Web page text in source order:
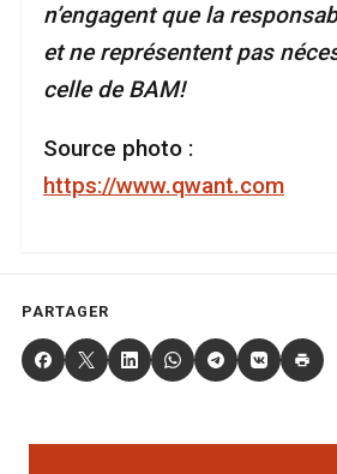
n’engagent que la
et ne représentent pas
celle de BAM!
Source photo :
https://www.qwant.com
PARTAGER